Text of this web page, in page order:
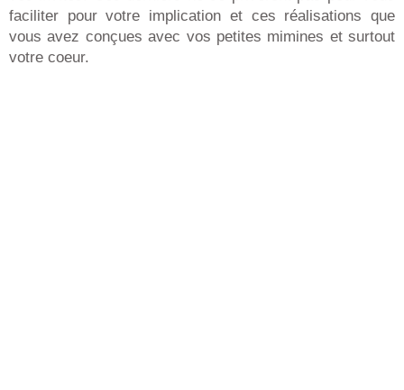
faciliter pour votre implication et ces réalisations que
vous avez conçues avec vos petites mimines et surtout
votre coeur.